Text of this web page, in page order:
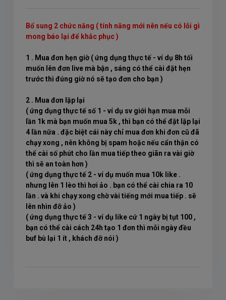
Bổ sung 2 chức năng ( tính năng mới nên nếu có lỗi gì
mong báo lại để khắc phục )
1 . Mua đơn hẹn giờ ( ứng dụng thực tế - ví dụ 8h tối
muốn lên đơn live mà bận , sáng có thể cài đặt hẹn
trước thì đúng giờ nó sẽ tạo đơn cho bạn )
2 . Mua đơn lặp lại
( ứng dụng thực tế số 1 - ví dụ sv giới hạn mua mỗi
lần 1k mà bạn muốn mua 5k , thì bạn có thể đặt lặp lại
4 lần nữa . đặc biệt cái này chỉ mua đơn khi đơn cũ đã
chạy xong , nên không bị spam hoặc nếu cẩn thận có
thể cài số phút cho lần mua tiếp theo giãn ra vài giờ
thì sẽ an toàn hơn )
( ứng dụng thực tế 2 - ví dụ muốn mua 10k like .
nhưng lên 1 lèo thì hơi ảo . bạn có thể cài chia ra 10
lần . và khi chạy xong chờ vài tiếng mới mua tiếp . sẽ
lên nhìn đỡ ảo )
( ứng dụng thực tế 3 - ví dụ like cứ 1 ngày bị tụt 100 ,
bạn có thể cài cách 24h tạo 1 đơn thì mỗi ngày đều
buf bù lại 1 ít , khách đỡ nói )